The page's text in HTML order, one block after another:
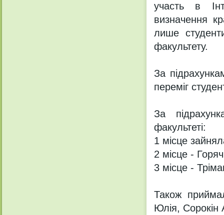
участь в
визначення
лише
факультету.
За
переміг
За
факультеті:
1 місце
2 місце -
3 місце -
Також
Юлія, Сорокін